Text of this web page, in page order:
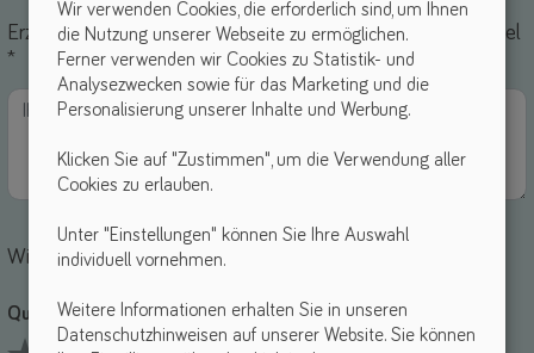
Erzähle uns von deinen Erfahrungen mit diesem Hilfsmittel
*
Wie bewertest du die einzelnen Punkte?
Qualität *
Wir verwenden Cookies, die erforderlich sind, um Ihnen
die Nutzung unserer Webseite zu ermöglichen.
Ferner verwenden wir Cookies zu Statistik- und
Analysezwecken sowie für das Marketing und die
Personalisierung unserer Inhalte und Werbung.
Klicken Sie auf "Zustimmen", um die Verwendung aller
Cookies zu erlauben.
Unter "Einstellungen" können Sie Ihre Auswahl
individuell vornehmen.
Weitere Informationen erhalten Sie in unseren
Datenschutzhinweisen auf unserer Website. Sie können